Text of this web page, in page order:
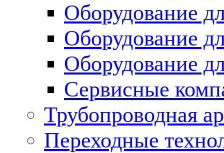
Оборудование
Оборудование
Оборудование
Сервисные
Трубопроводная
Переходные